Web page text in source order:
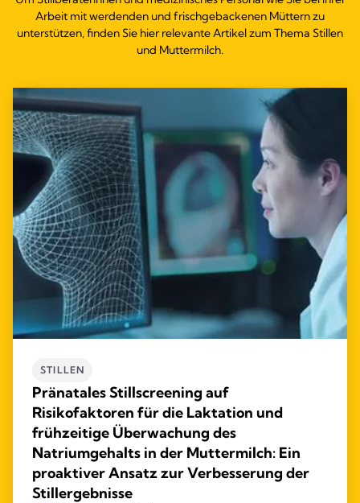
Arbeit mit werdenden und frischgebackenen Müttern zu
unterstützen, finden Sie hier relevante Artikel zum Thema Stillen
und Muttermilch.
STILLEN
Pränatales Stillscreening auf
Risikofaktoren für die Laktation und
frühzeitige Überwachung des
Natriumgehalts in der Muttermilch: Ein
proaktiver Ansatz zur Verbesserung der
Stillergebnisse